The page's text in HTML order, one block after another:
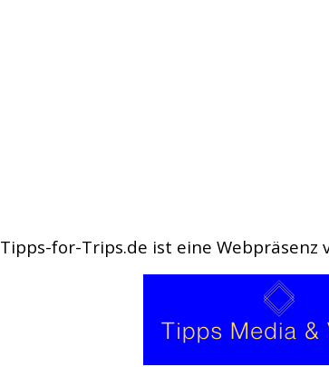
Tipps-for-Trips.de ist eine Webpräsenz